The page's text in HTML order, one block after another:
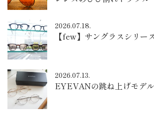
2026.07.18.
【few】サングラスシリ
2026.07.13.
EYEVANの跳ね上げモデ